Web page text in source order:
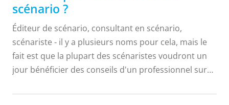
scénario ?
Éditeur de scénario, consultant en scénario,
scénariste - il y a plusieurs noms pour cela, mais le
fait est que la plupart des scénaristes voudront un
jour bénéficier des conseils d'un professionnel sur